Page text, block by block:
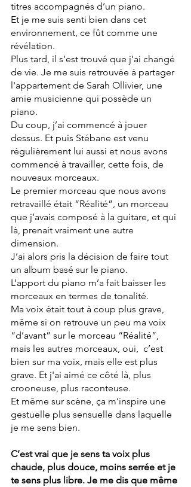
titres accompagnés d’un piano.
Et je me suis senti bien dans cet
environnement, ce fût comme une
révélation.
Plus tard, il s’est trouvé que j’ai changé
de vie. Je me suis retrouvée à partager
l'appartement de Sarah Ollivier, une
amie musicienne qui possède un
piano.
Du coup, j’ai commencé à jouer
dessus. Et puis Stébane est venu
régulièrement lui aussi et nous avons
commencé à travailler, cette fois, de
nouveaux morceaux.
Le premier morceau que nous avons
retravaillé était “Réalité”, un morceau
que j’avais composé à la guitare, et qui
là, prenait vraiment une autre
dimension.
J’ai alors pris la décision de faire tout
un album basé sur le piano.
L’apport du piano m’a fait baisser les
morceaux en termes de tonalité.
Ma voix était tout à coup plus grave,
même si on retrouve un peu ma voix
“d’avant” sur le morceau “Réalité”,
mais les autres morceaux, oui,  c’est
bien sur ma voix, mais elle est plus
grave. Et j'ai aimé ce côté là, plus
crooneuse, plus raconteuse.
Et même sur scène, ça m’inspire une
gestuelle plus sensuelle dans laquelle
je me sens bien.
C’est vrai que je sens ta voix plus
chaude, plus douce, moins serrée et je
te sens plus libre. Je me dis que même